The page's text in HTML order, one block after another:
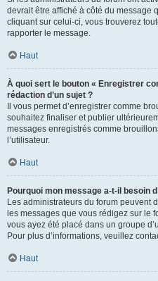
devrait être affiché à côté du message
cliquant sur celui-ci, vous trouverez
rapporter le message.
Haut
À quoi sert le bouton « Enregistrer
rédaction d’un sujet ?
Il vous permet d’enregistrer comme
souhaitez finaliser et publier
messages enregistrés comme
l’utilisateur.
Haut
Pourquoi mon message a-t-il besoin
Les administrateurs du forum peuvent
les messages que vous rédigez sur le
vous ayez été placé dans un groupe
Pour plus d’informations, veuillez
Haut